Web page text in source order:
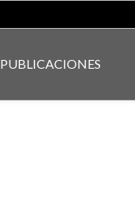
PUBLICACIONES